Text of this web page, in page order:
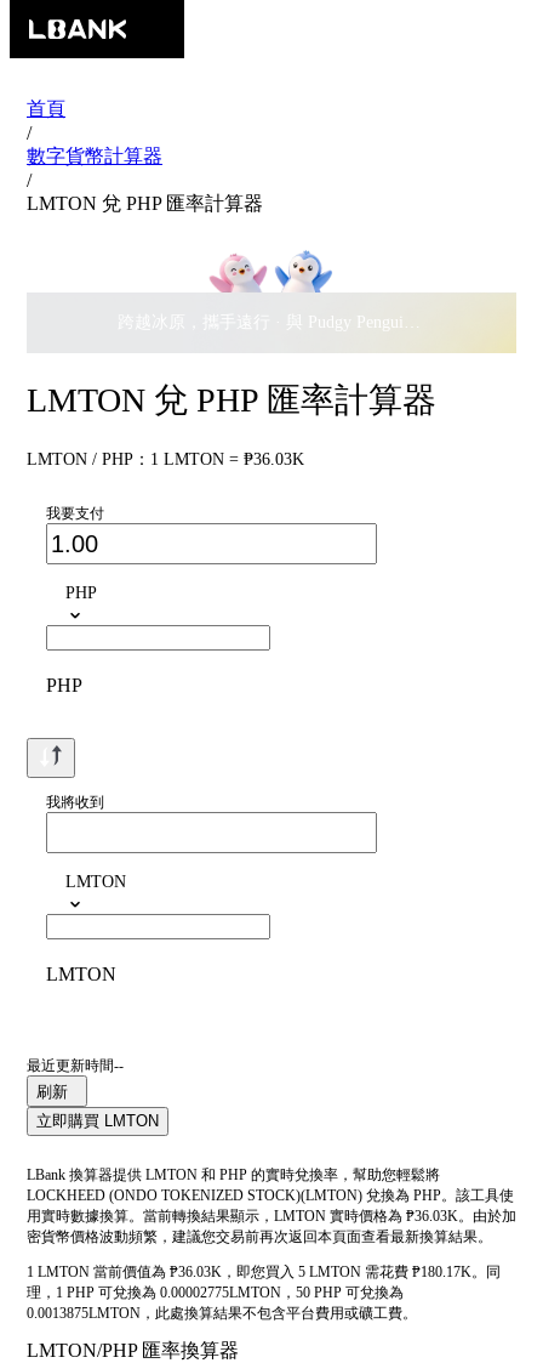
首頁
/
數字貨幣計算器
/
LMTON 兌 PHP 匯率計算器
跨越冰原，攜手遠行 · 與 Pudgy Penguins 搖擺瓜分
LMTON 兌 PHP 匯率計算器
LMTON / PHP：1 LMTON = ₱36.03K
我要支付
PHP
PHP
我將收到
LMTON
LMTON
最近更新時間--
刷新
立即購買 LMTON
LBank 換算器提供 LMTON 和 PHP 的實時兌換率，幫助您輕鬆將
LOCKHEED (ONDO TOKENIZED STOCK)(LMTON) 兌換為 PHP。該工具使
用實時數據換算。當前轉換結果顯示，LMTON 實時價格為 ₱36.03K。由於加
密貨幣價格波動頻繁，建議您交易前再次返回本頁面查看最新換算結果。
1 LMTON 當前價值為 ₱36.03K，即您買入 5 LMTON 需花費 ₱180.17K。同
理，1 PHP 可兌換為 0.00002775LMTON，50 PHP 可兌換為
0.0013875LMTON，此處換算結果不包含平台費用或礦工費。
LMTON/PHP 匯率換算器